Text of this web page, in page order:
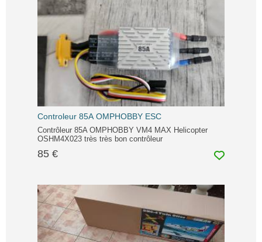
Controleur 85A OMPHOBBY ESC
Contrôleur 85A OMPHOBBY VM4 MAX Helicopter
OSHM4X023 très très bon contrôleur
85 €